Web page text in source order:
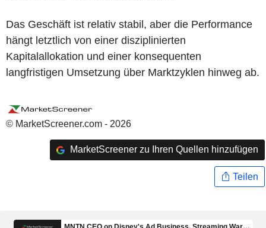
Das Geschäft ist relativ stabil, aber die Performance
hängt letztlich von einer disziplinierten
Kapitalallokation und einer konsequenten
langfristigen Umsetzung über Marktzyklen hinweg ab.
© MarketScreener.com - 2026
MarketScreener zu Ihren Quellen hinzufügen
Teilen